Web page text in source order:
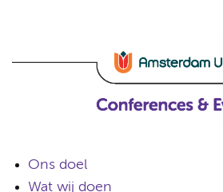
Ons doel
Wat wij doen